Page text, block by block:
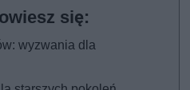
wyzwania dla